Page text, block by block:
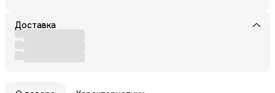
Доставка